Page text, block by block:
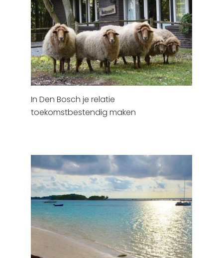
In Den Bosch je relatie
toekomstbestendig maken